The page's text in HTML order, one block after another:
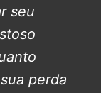
seu
perda